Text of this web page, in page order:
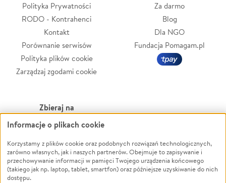
Polityka Prywatności
RODO - Kontrahenci
Kontakt
Porównanie serwisów
Polityka plików cookie
Zarządzaj zgodami cookie
Za darmo
Blog
Dla NGO
Fundacja Pomagam.pl
Zbieraj na
Leczenie
Zwierzęta
Pożar
Ukraina
Powódź
Wichura
NGO
Informacje o plikach cookie
Korzystamy z plików cookie oraz podobnych rozwiązań technologicznych,
zarówno własnych, jak i naszych partnerów. Obejmuje to zapisywanie i
przechowywanie informacji w pamięci Twojego urządzenia końcowego
(takiego jak np. laptop, tablet, smartfon) oraz późniejsze uzyskiwanie do nich
dostępu.